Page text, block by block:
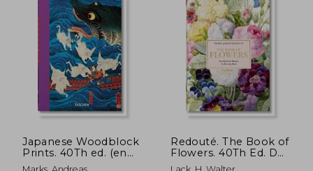
Japanese Woodblock
Prints. 40Th ed. (en
Inglés)
Redouté. The Book of
Flowers. 40Th Ed. Das
Buch der Blume (en